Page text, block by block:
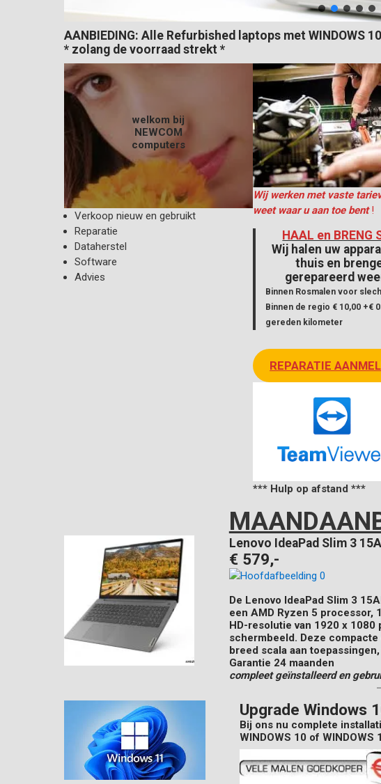
AANBIEDING: Alle Refurbished laptops met WINDOWS
* zolang de voorraad strekt *
welkom bij
NEWCOM
computers
Verkoop nieuw en gebruikt
Reparatie
Dataherstel
Software
Advies
Wij werken met vaste
weet waar u aan toe bent!
HAAL en BRENG
Wij halen uw
thuis en
gerepareerd
Binnen Rosmalen voor
Binnen de regio € 10,00 +€
gereden kilometer
REPARATIE
*** Hulp op afstand ***
Lenovo IdeaPad Slim 3
€ 579,-
De Lenovo IdeaPad Slim 3
een AMD Ryzen 5 processor,
HD-resolutie van 1920 x
schermbeeld. Deze
breed scala aan
Garantie 24 maanden
compleet geïnstalleerd en
Upgrade Windows
Bij ons nu complete
WINDOWS 10 of WINDOWS